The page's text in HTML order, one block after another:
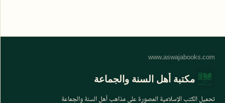
مكتبة أهل السنة والجماعة
تحميل الكتب الإسلامية المصورة على مذاهب أهل السنة والجماعة